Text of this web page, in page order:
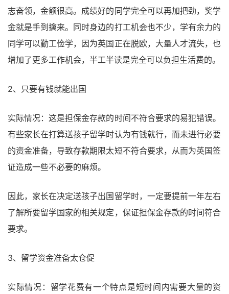
志奋领，金额很高。成绩好的同学完全可以再加把劲，奖学
金就是手到擒来。同时身边的打工机会也不少，学有余力的
同学可以勤工俭学，因为英国正在脱欧，大量人才流失，也
增加了更多工作机会，半工半读是完全可以负担生活费的。
2、只要有钱就能出国
实际情况：这是担保金存款的时间不符合要求的易犯错误。
有些家长在打算送孩子留学时认为有钱就行，而未进行必要
的资金准备，导致存款期限太短不符合要求，从而为英国签
证造成一些不必要的麻烦。
因此，家长在决定送孩子出国留学时，一定要提前一年左右
了解所要留学国家的相关规定，保证担保金存款的时间符合
要求。
3、留学资金准备太仓促
实际情况：留学花费有一个特点是短时间内需要大量的资